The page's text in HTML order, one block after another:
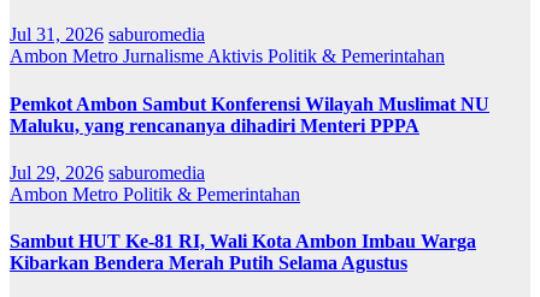
Jul 31, 2026 saburomedia
Ambon Metro Jurnalisme Aktivis Politik & Pemerintahan
Pemkot Ambon Sambut Konferensi Wilayah Muslimat NU
Maluku, yang rencananya dihadiri Menteri PPPA
Jul 29, 2026 saburomedia
Ambon Metro Politik & Pemerintahan
Sambut HUT Ke-81 RI, Wali Kota Ambon Imbau Warga
Kibarkan Bendera Merah Putih Selama Agustus